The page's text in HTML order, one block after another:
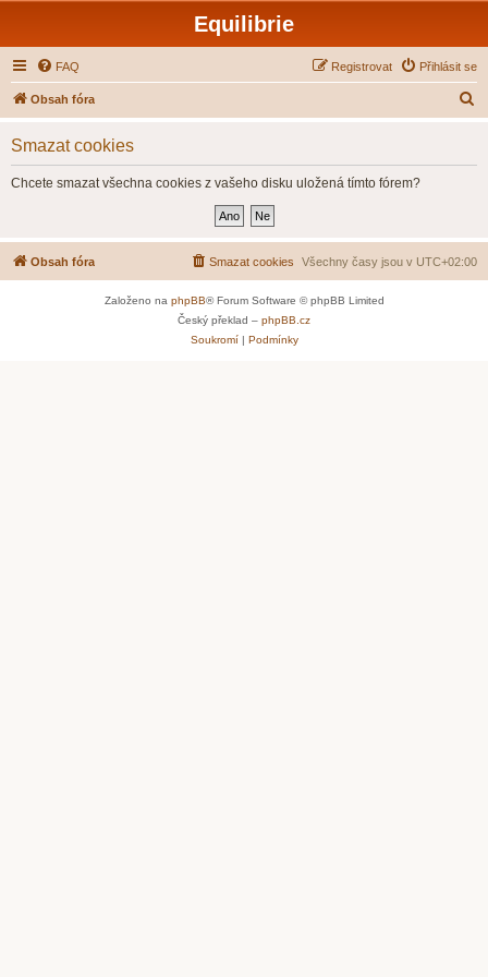
Equilibrie
FAQ Přihlásit se
Registrovat
Obsah fóra
Smazat cookies
Chcete smazat všechna cookies z vašeho disku uložená tímto fórem?
Obsah fóra Všechny časy jsou v UTC+02:00
Smazat cookies
Založeno na phpBB® Forum Software © phpBB Limited
Český překlad – phpBB.cz
Soukromí| Podmínky